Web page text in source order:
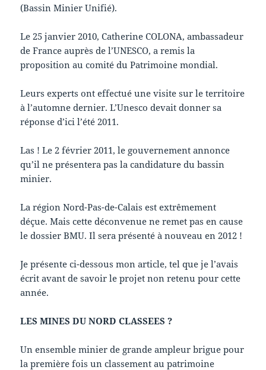
(Bassin Minier Unifié).
Le 25 janvier 2010, Catherine COLONA, ambassadeur
de France auprès de l’UNESCO, a remis la
proposition au comité du Patrimoine mondial.
Leurs experts ont effectué une visite sur le territoire
à l’automne dernier. L’Unesco devait donner sa
réponse d’ici l’été 2011.
Las ! Le 2 février 2011, le gouvernement annonce
qu’il ne présentera pas la candidature du bassin
minier.
La région Nord-Pas-de-Calais est extrêmement
déçue. Mais cette déconvenue ne remet pas en cause
le dossier BMU. Il sera présenté à nouveau en 2012 !
Je présente ci-dessous mon article, tel que je l’avais
écrit avant de savoir le projet non retenu pour cette
année.
LES MINES DU NORD CLASSEES ?
Un ensemble minier de grande ampleur brigue pour
la première fois un classement au patrimoine